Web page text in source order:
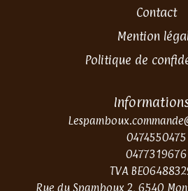
Contact
Mention
Politique de
0474550475
0477319676
TVA
Rue du Spamboux 2, 6540